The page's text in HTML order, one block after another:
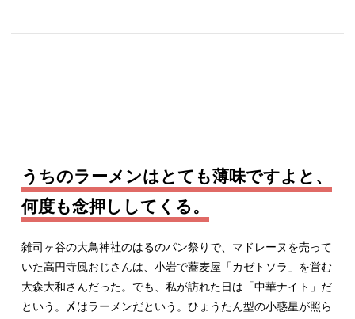
うちのラーメンはとても薄味ですよと、
何度も念押ししてくる。
雑司ヶ谷の大鳥神社のはるのパン祭りで、マドレーヌを売って
いた高円寺風おじさんは、小岩で蕎麦屋「カゼトソラ」を営む
大森大和さんだった。でも、私が訪れた日は「中華ナイト」だ
という。〆はラーメンだという。ひょうたん型の小惑星が照ら